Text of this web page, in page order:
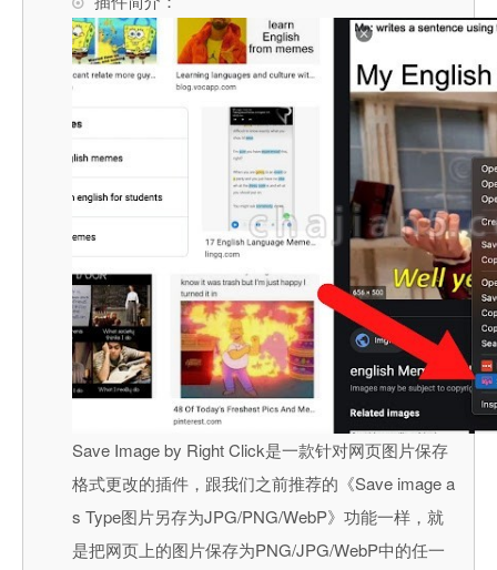
Save Image by Right Click是一款针对网页图片保存
格式更改的插件，跟我们之前推荐的《Save image a
s Type图片另存为JPG/PNG/WebP》功能一样，就
是把网页上的图片保存为PNG/JPG/WebP中的任一